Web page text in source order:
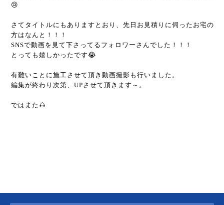
😢
さてタイトルにもありますとおり、先日お見積りに伺ったお宅の
方はなんと！！！
SNSで動画を見て下さってるフォロワーさんでした！！！
とっても嬉しかったです😭
有難いことに施工させて頂き動画撮影も行いました。
編集が終わり次第、UPさせて頂きます～。
ではまた🌰